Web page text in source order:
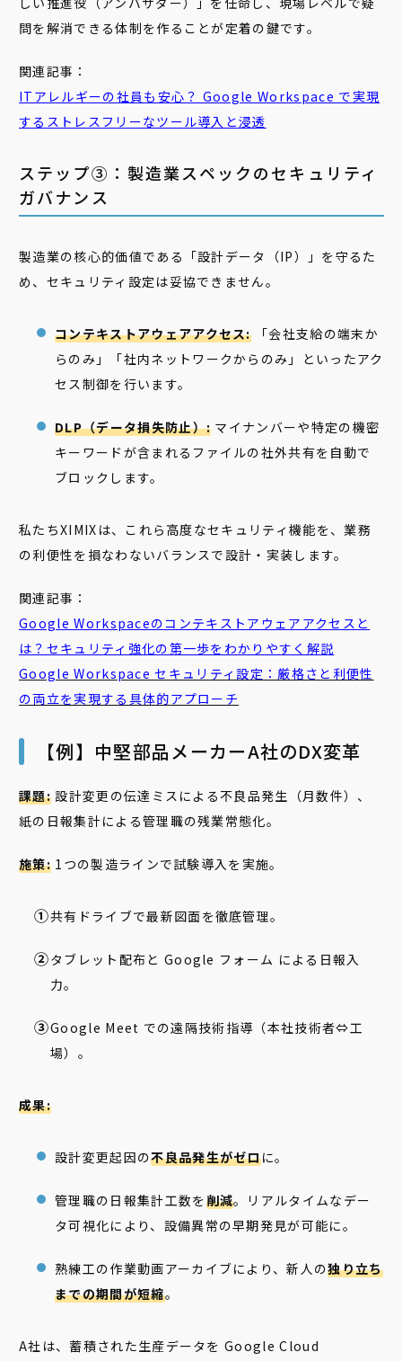
問を解消できる体制を作ることが定着の鍵です。
関連記事：
ITアレルギーの社員も安心？ Google Workspace で実現
するストレスフリーなツール導入と浸透
ステップ③：製造業スペックのセキュリティ
ガバナンス
製造業の核心的価値である「設計データ（IP）」を守るた
め、セキュリティ設定は妥協できません。
コンテキストアウェアアクセス:「会社支給の端末か
らのみ」「社内ネットワークからのみ」といったアク
セス制御を行います。
DLP（データ損失防止）: マイナンバーや特定の機密
キーワードが含まれるファイルの社外共有を自動で
ブロックします。
私たちXIMIXは、これら高度なセキュリティ機能を、業務
の利便性を損なわないバランスで設計・実装します。
関連記事：
Google Workspaceのコンテキストアウェアアクセスと
は？セキュリティ強化の第一歩をわかりやすく解説
Google Workspace セキュリティ設定：厳格さと利便性
の両立を実現する具体的アプローチ
【例】中堅部品メーカーA社のDX変革
課題:設計変更の伝達ミスによる不良品発生（月数件）、
紙の日報集計による管理職の残業常態化。
施策:1つの製造ラインで試験導入を実施。
共有ドライブで最新図面を徹底管理。
タブレット配布と Google フォーム による日報入
力。
Google Meet での遠隔技術指導（本社技術者⇔工
場）。
成果:
設計変更起因の不良品発生がゼロに。
管理職の日報集計工数を削減。リアルタイムなデー
タ可視化により、設備異常の早期発見が可能に。
熟練工の作業動画アーカイブにより、新人の独り立ち
までの期間が短縮。
A社は、蓄積された生産データを Google Cloud